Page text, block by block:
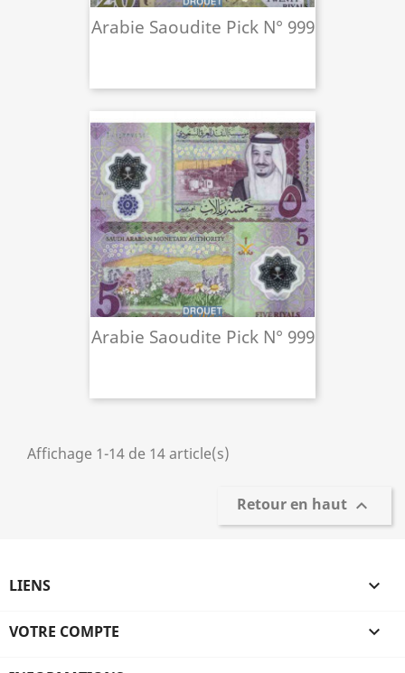
Arabie Saoudite Pick N° 999
Arabie Saoudite Pick N° 999
Affichage 1-14 de 14 article(s)
Retour en haut 
LIENS 
VOTRE COMPTE 